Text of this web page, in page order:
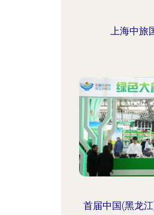
上海中旅
首届中国(黑龙